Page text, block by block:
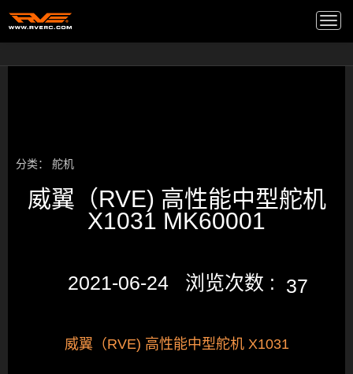
高端音箱 /
分类： 舵机
威翼（RVE) 高性能中型舵机
X1031 MK60001
2021-06-24 浏览次数 : 37
威翼（RVE) 高性能中型舵机 X1031